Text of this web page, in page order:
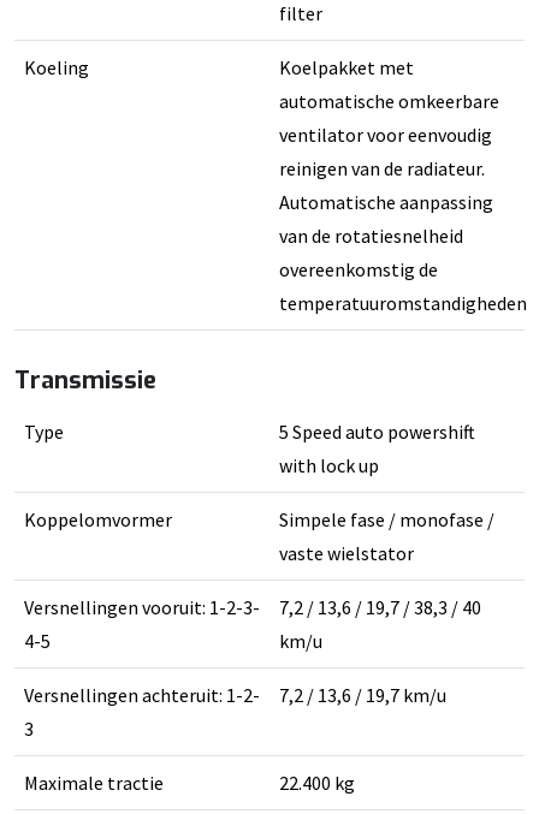
filter
Koeling
Koelpakket met
automatische omkeerbare
ventilator voor eenvoudig
reinigen van de radiateur.
Automatische aanpassing
van de rotatiesnelheid
overeenkomstig de
temperatuuromstandigheden
Transmissie
Type
5 Speed auto powershift
with lock up
Koppelomvormer
Simpele fase / monofase /
vaste wielstator
Versnellingen vooruit: 1-2-3-
4-5
7,2 / 13,6 / 19,7 / 38,3 / 40
km/u
Versnellingen achteruit: 1-2-
3
7,2 / 13,6 / 19,7 km/u
Maximale tractie 22.400 kg